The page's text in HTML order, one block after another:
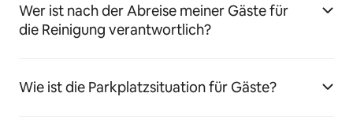
Wer ist nach der Abreise meiner Gäste für
die Reinigung verantwortlich?
Wie ist die Parkplatzsituation für Gäste?